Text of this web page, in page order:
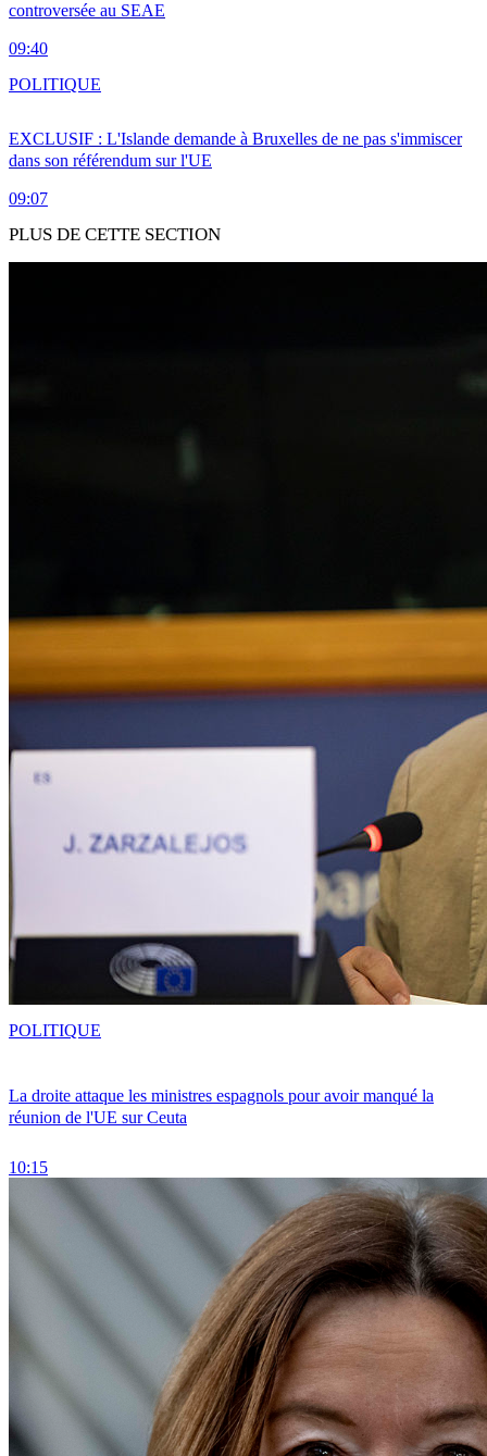
controversée au SEAE
09:40
EXCLUSIF : L'Islande demande à Bruxelles de ne pas s'immiscer
dans son référendum sur l'UE
09:07
POLITIQUE
PLUS DE CETTE SECTION
La droite attaque les ministres espagnols pour avoir manqué la
réunion de l'UE sur Ceuta
10:15
POLITIQUE